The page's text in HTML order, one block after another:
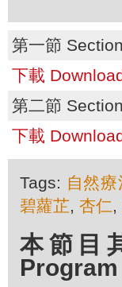
第一節
下載
第二節
下載
Tags: 自然
碧蘿芷, 杏仁,
本節目
Program